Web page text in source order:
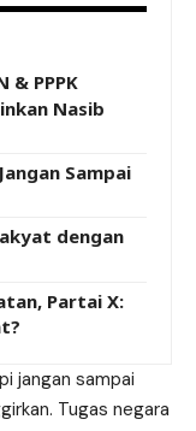
& PPPK
Nasib
Sampai
dengan
Partai X:
jangan sampai
Tugas negara